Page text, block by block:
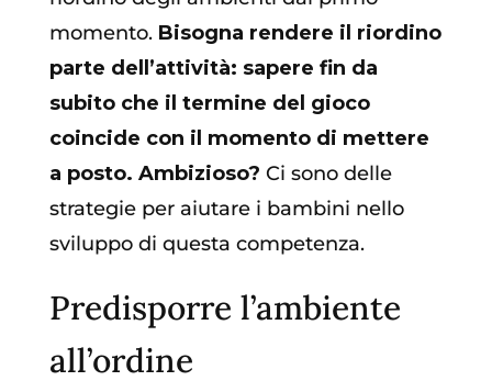
momento. Bisogna rendere il riordino
parte dell’attività: sapere fin da
subito che il termine del gioco
coincide con il momento di mettere
a posto. Ambizioso? Ci sono delle
strategie per aiutare i bambini nello
sviluppo di questa competenza.
Predisporre l’ambiente
all’ordine